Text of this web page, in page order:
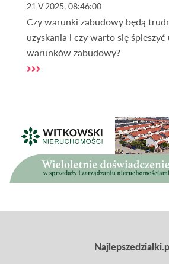
21 V 2025, 08:46:00
Czy warunki zabudowy będą
uzyskania i czy warto się śpieszyć
warunków zabudowy?